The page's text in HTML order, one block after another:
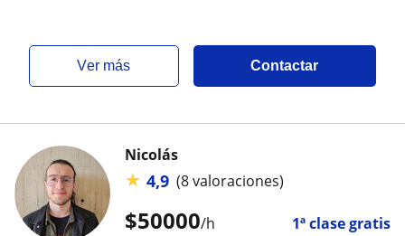
ver más Contactar
$50000/h 1ª clase gratis
Nicolás
★ 4,9 (8 valoraciones)